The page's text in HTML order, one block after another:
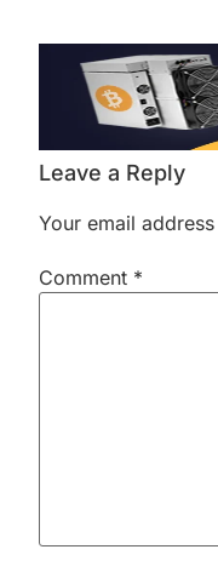
Leave a Reply
Your email
Comment *